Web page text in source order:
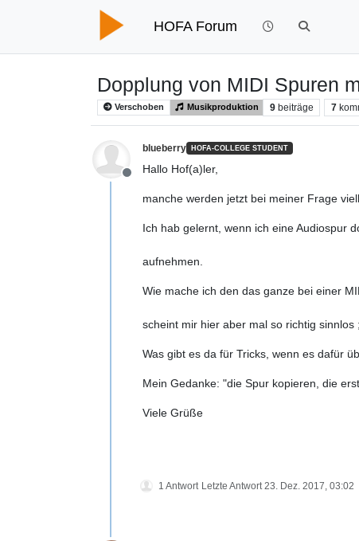
HOFA Forum
Dopplung von MIDI Spuren
Verschoben Musikproduktion 9 beiträge 7
Offline
blueberry HOFA-COLLEGE STUDENT
Hallo Hof(a)ler,
manche werden jetzt bei meiner Frage
Ich hab gelernt, wenn ich eine
Nein, man
aufnehmen.
Wie mache ich den das ganze
Das
scheint mir hier aber mal so richtig
Was gibt es da für Tricks, wenn es dafür
Mein Gedanke: "die Spur kopieren, die
Viele Grüße
1 Antwort Letzte Antwort 23. Dez. 2017, 03:02